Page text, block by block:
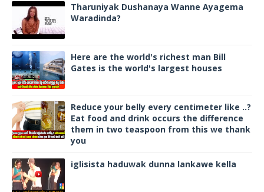
Tharuniyak Dushanaya Wanne Ayagema
Waradinda?
Here are the world's richest man Bill
Gates is the world's largest houses
Reduce your belly every centimeter like ..?
Eat food and drink occurs the difference
them in two teaspoon from this we thank
you
iglisista haduwak dunna lankawe kella